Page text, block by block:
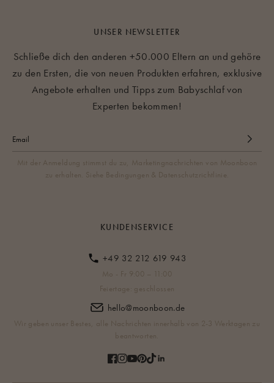
UNSER NEWSLETTER
Schließe dich den anderen +50.000 Eltern an und gehöre
zu den Ersten, die von neuen Produkten erfahren, exklusive
Angebote erhalten und Tipps zum Babyschlaf von
Experten bekommen!
Mit der Anmeldung stimmst du zu, Marketingnachrichten von Moonboon
zu erhalten. Siehe Bedingungen & Datenschutzrichtlinie.
KUNDENSERVICE
+49 32 212 619 943
Mo - Fr 9:00 – 11:00
Feiertage: geschlossen
hello@moonboon.de
Wir geben unser Bestes, alle Nachrichten innerhalb von 2-3 Werktagen zu
beantworten.